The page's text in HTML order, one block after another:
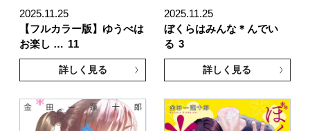
2025.11.25
【フルカラー版】ゆうべは
お楽し … 11
詳しく見る
2025.11.25
ぼくらはみんな＊んでい
る 3
詳しく見る